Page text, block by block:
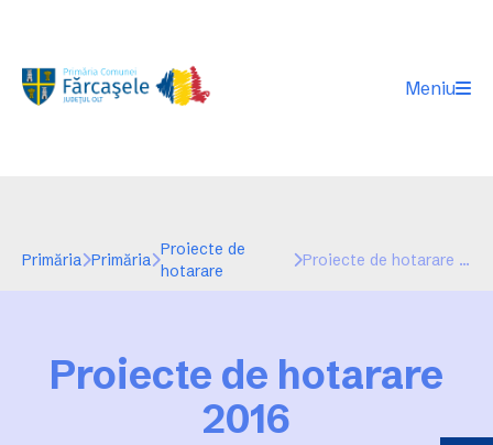
Meniu
Primăria Primăria
Proiecte de
hotarare
Proiecte de hotarare 2016
Proiecte de hotarare
2016